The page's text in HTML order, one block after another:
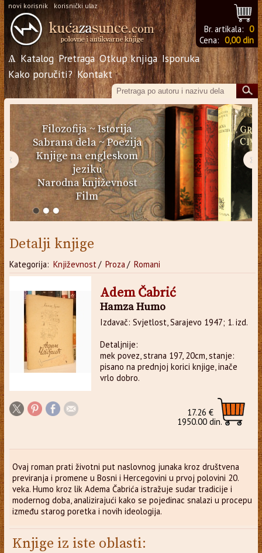
novi korisnik korisnički ulaz
Br. artikala: 0
Cena: 0,00 din
Ѧ Katalog Pretraga Otkup knjiga Isporuka
Kako poručiti? Kontakt
Filozofija~Istorija
Sabrana dela~Poezija
Knjige na engleskom
jeziku
Narodna književnost
Film
‹ ›
Detalji knjige
Kategorija: Književnost/ Proza/ Romani
Adem Čabrić
Hamza Humo
Izdavač: Svjetlost, Sarajevo 1947; 1. izd.
Detaljnije:
mek povez, strana 197, 20cm, stanje:
pisano na prednjoj korici knjige, inače
vrlo dobro.
17.26 €
1950.00 din.
Ovaj roman prati životni put naslovnog junaka kroz društvena
previranja i promene u Bosni i Hercegovini u prvoj polovini 20.
veka. Humo kroz lik Adema Čabrića istražuje sudar tradicije i
modernog doba, analizirajući kako se pojedinac snalazi u procepu
između starog poretka i novih ideologija.
Knjige iz iste oblasti: